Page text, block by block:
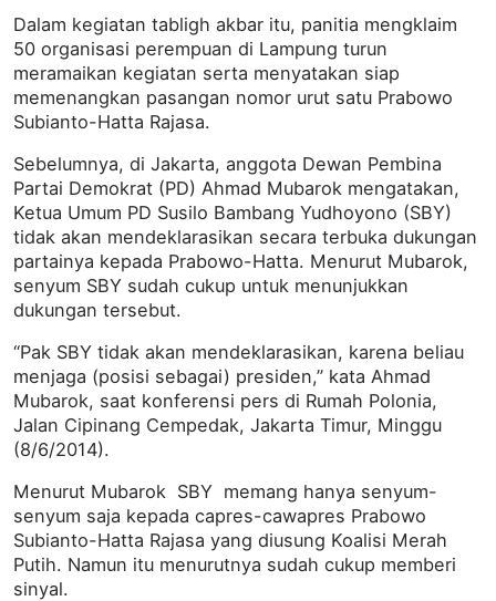
Dalam kegiatan tabligh akbar itu, panitia mengklaim
50 organisasi perempuan di Lampung turun
meramaikan kegiatan serta menyatakan siap
memenangkan pasangan nomor urut satu Prabowo
Subianto-Hatta Rajasa.
Sebelumnya, di Jakarta, anggota Dewan Pembina
Partai Demokrat (PD) Ahmad Mubarok mengatakan,
Ketua Umum PD Susilo Bambang Yudhoyono (SBY)
tidak akan mendeklarasikan secara terbuka dukungan
partainya kepada Prabowo-Hatta. Menurut Mubarok,
senyum SBY sudah cukup untuk menunjukkan
dukungan tersebut.
“Pak SBY tidak akan mendeklarasikan, karena beliau
menjaga (posisi sebagai) presiden,” kata Ahmad
Mubarok, saat konferensi pers di Rumah Polonia,
Jalan Cipinang Cempedak, Jakarta Timur, Minggu
(8/6/2014).
Menurut Mubarok SBY memang hanya senyum-
senyum saja kepada capres-cawapres Prabowo
Subianto-Hatta Rajasa yang diusung Koalisi Merah
Putih. Namun itu menurutnya sudah cukup memberi
sinyal.